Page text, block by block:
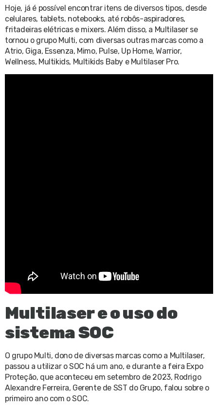
Hoje, já é possível encontrar itens de diversos tipos, desde
celulares, tablets, notebooks, até robôs-aspiradores,
fritadeiras elétricas e mixers. Além disso, a Multilaser se
tornou o grupo Multi, com diversas outras marcas como a
Atrio, Giga, Essenza, Mimo, Pulse, Up Home, Warrior,
Wellness, Multikids, Multikids Baby e Multilaser Pro.
Multilaser e o uso do
sistema SOC
O grupo Multi, dono de diversas marcas como a Multilaser,
passou a utilizar o SOC há um ano, e durante a feira Expo
Proteção, que aconteceu em setembro de 2023, Rodrigo
Alexandre Ferreira, Gerente de SST do Grupo, falou sobre o
primeiro ano com o SOC.